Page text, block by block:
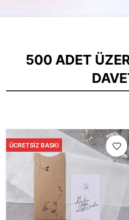
500 ADET
ÜCRETSIZ BASKI